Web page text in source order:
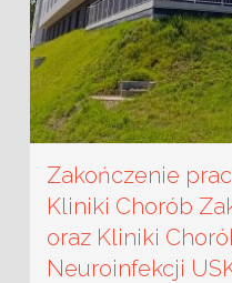
Zakończenie
Kliniki Chorób
oraz Kliniki
Neuroinfekcji